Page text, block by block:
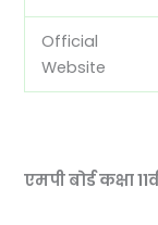
Official
Website
एमपी बोर्ड कक्षा